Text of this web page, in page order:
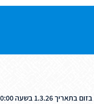
1.3.26 בשעה 20:00